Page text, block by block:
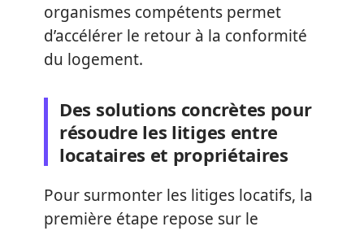
organismes compétents permet
d’accélérer le retour à la conformité
du logement.
Des solutions concrètes pour
résoudre les litiges entre
locataires et propriétaires
Pour surmonter les litiges locatifs, la
première étape repose sur le